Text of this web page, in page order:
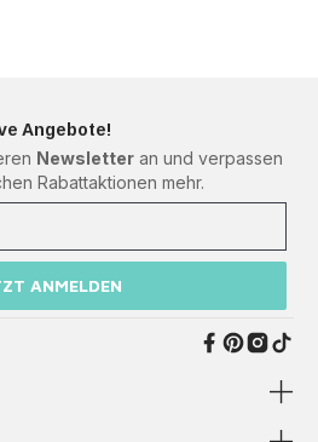
Angebote!
Newsletter an und verpassen
Rabattaktionen mehr.
ANMELDEN